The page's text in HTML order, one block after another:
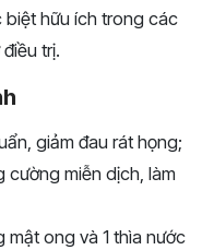
biệt hữu ích trong các
trị.
giảm đau rát họng;
cường miễn dịch, làm
mật ong và 1 thìa nước